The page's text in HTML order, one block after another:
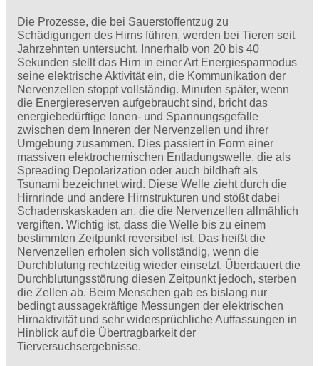
Die Prozesse, die bei Sauerstoffentzug zu
Schädigungen des Hirns führen, werden bei Tieren seit
Jahrzehnten untersucht. Innerhalb von 20 bis 40
Sekunden stellt das Hirn in einer Art Energiesparmodus
seine elektrische Aktivität ein, die Kommunikation der
Nervenzellen stoppt vollständig. Minuten später, wenn
die Energiereserven aufgebraucht sind, bricht das
energiebedürftige Ionen- und Spannungsgefälle
zwischen dem Inneren der Nervenzellen und ihrer
Umgebung zusammen. Dies passiert in Form einer
massiven elektrochemischen Entladungswelle, die als
Spreading Depolarization oder auch bildhaft als
Tsunami bezeichnet wird. Diese Welle zieht durch die
Hirnrinde und andere Hirnstrukturen und stößt dabei
Schadenskaskaden an, die die Nervenzellen allmählich
vergiften. Wichtig ist, dass die Welle bis zu einem
bestimmten Zeitpunkt reversibel ist. Das heißt die
Nervenzellen erholen sich vollständig, wenn die
Durchblutung rechtzeitig wieder einsetzt. Überdauert die
Durchblutungsstörung diesen Zeitpunkt jedoch, sterben
die Zellen ab. Beim Menschen gab es bislang nur
bedingt aussagekräftige Messungen der elektrischen
Hirnaktivität und sehr widersprüchliche Auffassungen in
Hinblick auf die Übertragbarkeit der
Tierversuchsergebnisse.